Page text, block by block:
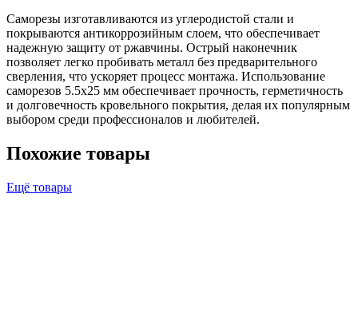
Саморезы изготавливаются из углеродистой стали и
покрываются антикоррозийным слоем, что обеспечивает
надежную защиту от ржавчины. Острый наконечник
позволяет легко пробивать металл без предварительного
сверления, что ускоряет процесс монтажа. Использование
саморезов 5.5х25 мм обеспечивает прочность, герметичность
и долговечность кровельного покрытия, делая их популярным
выбором среди профессионалов и любителей.
Похожие товары
Ещё товары